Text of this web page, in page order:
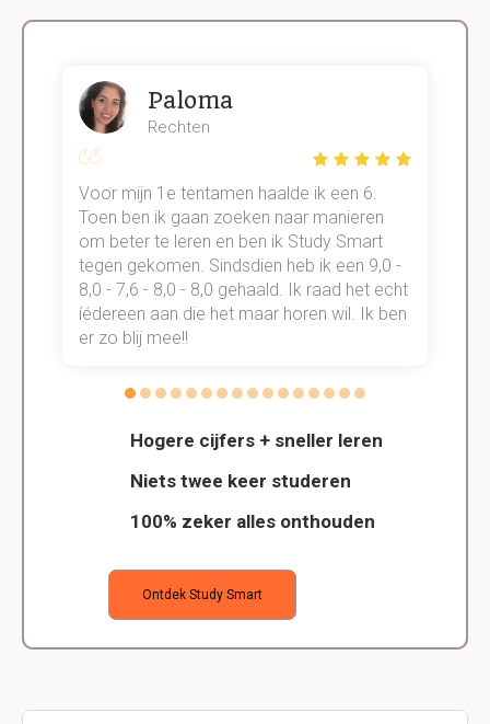
Hogere cijfers + sneller leren
Niets twee keer studeren
100% zeker alles onthouden
Ontdek Study Smart
Paloma
Rechten
Voor mijn 1e tentamen haalde ik een 6.
Toen ben ik gaan zoeken naar manieren
om beter te leren en ben ik Study Smart
tegen gekomen. Sindsdien heb ik een 9,0 -
8,0 - 7,6 - 8,0 - 8,0 gehaald. Ik raad het echt
íédereen aan die het maar horen wil. Ik ben
er zo blij mee!!